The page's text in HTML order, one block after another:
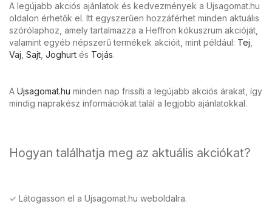
A legújabb akciós ajánlatok és kedvezmények a Ujsagomat.hu
oldalon érhetők el. Itt egyszerűen hozzáférhet minden aktuális
szórólaphoz, amely tartalmazza a Heffron kókuszrum akcióját,
valamint egyéb népszerű termékek akcióit, mint például: Tej
Vaj Sajt Joghurt és Tojás.
A Ujsagomat.hu minden nap frissíti a legújabb akciós árakat, így
mindig naprakész információkat talál a legjobb ajánlatokkal.
Hogyan találhatja meg az aktuális akciókat?
✓ Látogasson el a Ujsagomat.hu weboldalra.